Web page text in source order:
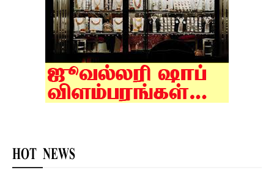
HOT NEWS